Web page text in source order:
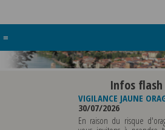
≡
Infos flash
VIGILANCE JAUNE
30/07/2026
En raison du risque